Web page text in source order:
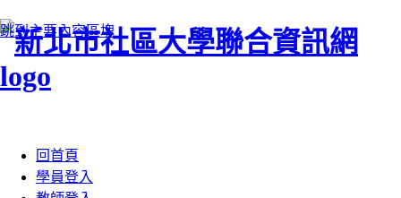
跳到主要內容區塊
回首頁
學員登入